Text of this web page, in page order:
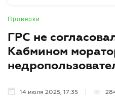
Проверки
ГРС не
Кабмином
14 июля 2025, 17:35